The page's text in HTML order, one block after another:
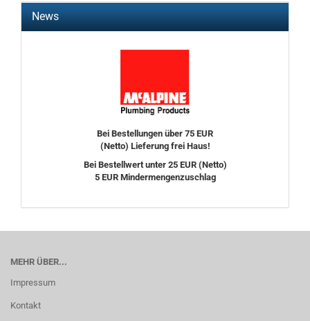
News
Bei Bestellungen über 75 EUR
(Netto) Lieferung frei Haus!
Bei Bestellwert unter 25 EUR (Netto)
5 EUR Mindermengenzuschlag
MEHR ÜBER...
Impressum
Kontakt